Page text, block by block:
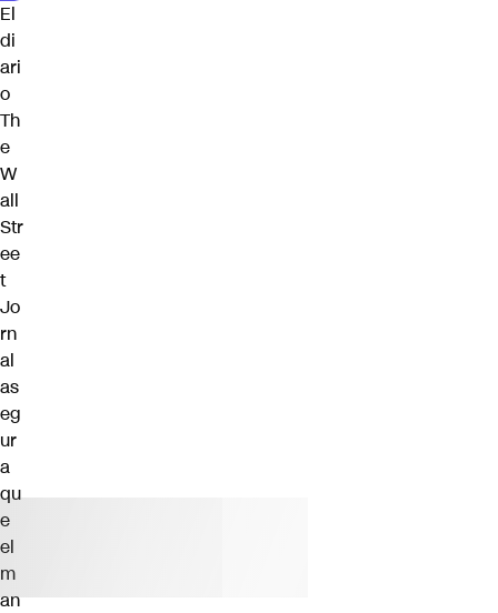
El
di
ari
o
Th
e
W
all
Str
ee
t
Jo
rn
al
as
eg
ur
a
qu
e
el
m
an